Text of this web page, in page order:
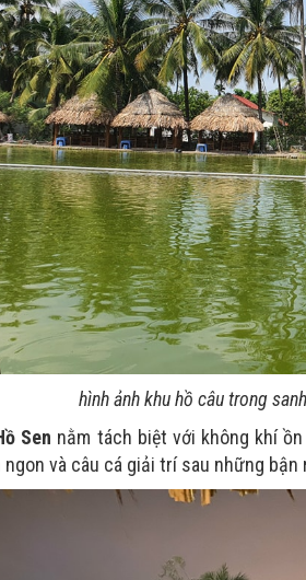
hình ảnh khu hồ câu trong
Sen nằm tách biệt với không khí
và câu cá giải trí sau những bận